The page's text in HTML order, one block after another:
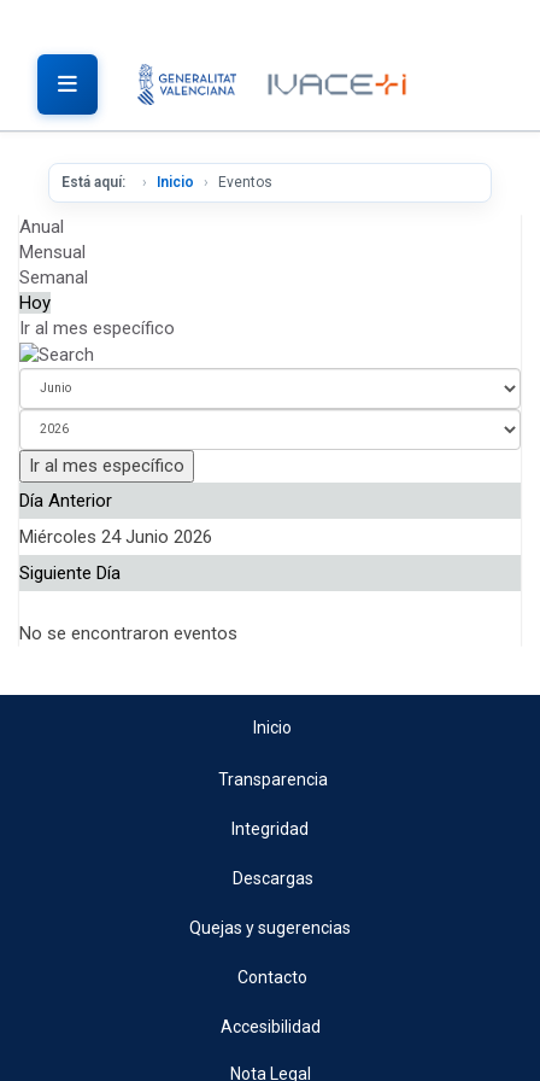
Está aquí: Inicio Eventos
Anual
Mensual
Semanal
Hoy
Ir al mes específico
Ir al mes específico
Día Anterior
Miércoles 24 Junio 2026
Siguiente Día
No se encontraron eventos
Inicio
Transparencia
Integridad
Descargas
Quejas y sugerencias
Contacto
Accesibilidad
Nota Legal